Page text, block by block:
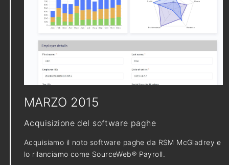
MARZO 2015
Acquisizione del software paghe
Acquisiamo il noto software paghe da RSM McGladrey e
lo rilanciamo come SourceWeb® Payroll.